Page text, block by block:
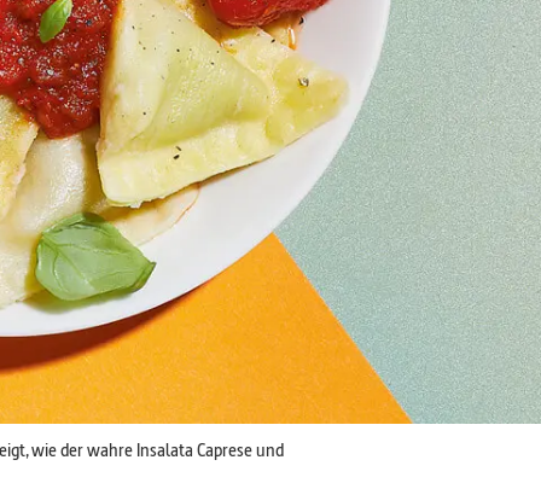
wie der wahre Insalata Caprese und